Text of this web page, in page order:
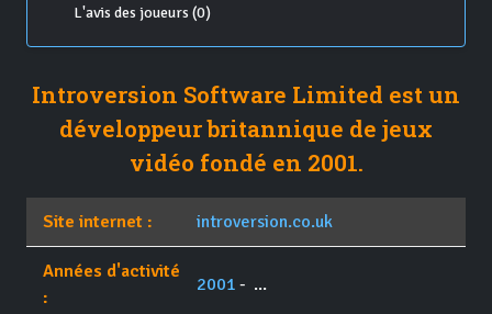
L'avis des joueurs (0)
Introversion Software Limited est un
développeur britannique de jeux
vidéo fondé en 2001.
Site internet : introversion.co.uk
Années d'activité
:
2001 - ...